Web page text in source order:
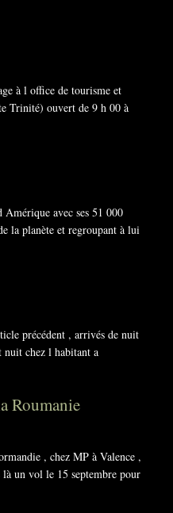
à l office de tourisme et
Trinité) ouvert de 9 h 00 à
avec ses 51 000
la planète et regroupant à lui
précédent , arrivés de nuit
chez l habitant a
Roumanie
, chez MP à Valence ,
un vol le 15 septembre pour